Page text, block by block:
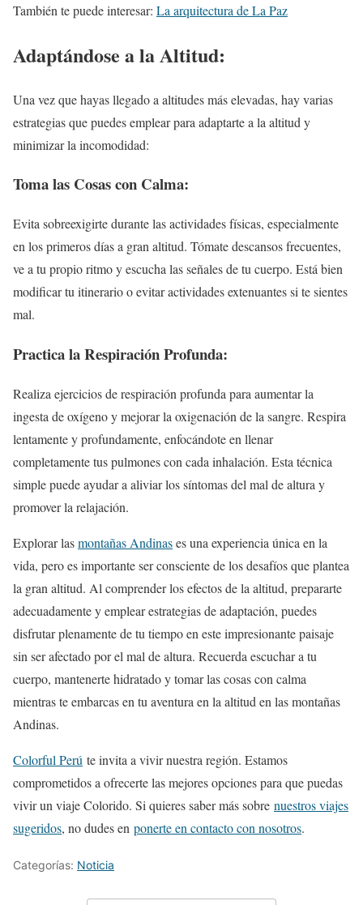
También te puede interesar: La arquitectura de La Paz
Adaptándose a la Altitud:
Una vez que hayas llegado a altitudes más elevadas, hay varias
estrategias que puedes emplear para adaptarte a la altitud y
minimizar la incomodidad:
Toma las Cosas con Calma:
Evita sobreexigirte durante las actividades físicas, especialmente
en los primeros días a gran altitud. Tómate descansos frecuentes,
ve a tu propio ritmo y escucha las señales de tu cuerpo. Está bien
modificar tu itinerario o evitar actividades extenuantes si te sientes
mal.
Practica la Respiración Profunda:
Realiza ejercicios de respiración profunda para aumentar la
ingesta de oxígeno y mejorar la oxigenación de la sangre. Respira
lentamente y profundamente, enfocándote en llenar
completamente tus pulmones con cada inhalación. Esta técnica
simple puede ayudar a aliviar los síntomas del mal de altura y
promover la relajación.
Explorar lasmontañas Andinases una experiencia única en la
vida, pero es importante ser consciente de los desafíos que plantea
la gran altitud. Al comprender los efectos de la altitud, prepararte
adecuadamente y emplear estrategias de adaptación, puedes
disfrutar plenamente de tu tiempo en este impresionante paisaje
sin ser afectado por el mal de altura. Recuerda escuchar a tu
cuerpo, mantenerte hidratado y tomar las cosas con calma
mientras te embarcas en tu aventura en la altitud en las montañas
Andinas.
Colorful Perú te invita a vivir nuestra región. Estamos
comprometidos a ofrecerte las mejores opciones para que puedas
vivir un viaje Colorido. Si quieres saber más sobre nuestros viajes
sugeridos, no dudes en ponerte en contacto con nosotros.
Categorías: Noticia